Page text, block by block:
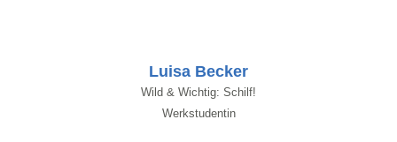
Luisa Becker
Wild & Wichtig: Schilf!
Werkstudentin